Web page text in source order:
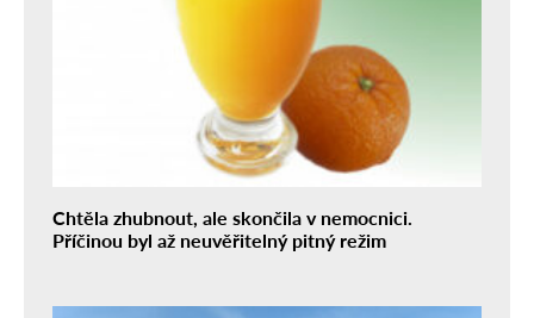
Chtěla zhubnout, ale skončila v nemocnici.
Příčinou byl až neuvěřitelný pitný režim